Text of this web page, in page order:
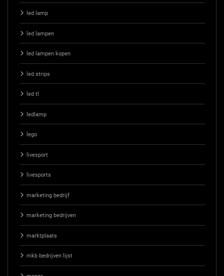
led lamp
led lampen
led lampen kopen
led strips
led tl
ledlamp
lego
livesport
livesports
marketing bedrijf
marketing bedrijven
marktplaats
mkb bedrijven lijst